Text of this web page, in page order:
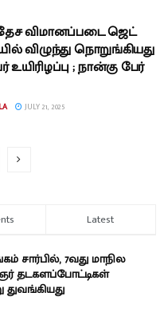
விமானப்படை ஜெட்
விழுந்து நொறுங்கியது
உயிரிழப்பு ; நான்கு பேர்
JULY 21, 2025
Latest
சார்பில், 7வது மாநில
தடகளப்போட்டிகள்
துவங்கியது